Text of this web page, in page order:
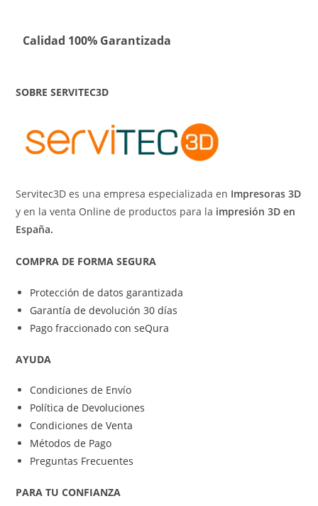
Calidad 100% Garantizada
SOBRE SERVITEC3D
Servitec3D es una empresa especializada en Impresoras 3D
y en la venta Online de productos para la impresión 3D en
España.
COMPRA DE FORMA SEGURA
Protección de datos garantizada
Garantía de devolución 30 días
Pago fraccionado con seQura
AYUDA
Condiciones de Envío
Política de Devoluciones
Condiciones de Venta
Métodos de Pago
Preguntas Frecuentes
PARA TU CONFIANZA